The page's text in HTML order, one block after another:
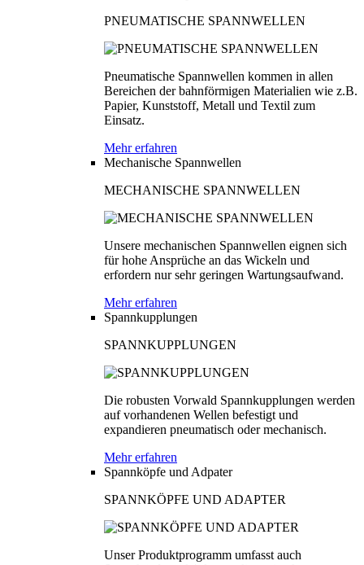
PNEUMATISCHE SPANNWELLEN
Pneumatische Spannwellen kommen in allen
Bereichen der bahnförmigen Materialien wie z.B.
Papier, Kunststoff, Metall und Textil zum
Einsatz.
Mehr erfahren
Mechanische Spannwellen
MECHANISCHE SPANNWELLEN
Unsere mechanischen Spannwellen eignen sich
für hohe Ansprüche an das Wickeln und
erfordern nur sehr geringen Wartungsaufwand.
Mehr erfahren
Spannkupplungen
SPANNKUPPLUNGEN
Die robusten Vorwald Spannkupplungen werden
auf vorhandenen Wellen befestigt und
expandieren pneumatisch oder mechanisch.
Mehr erfahren
Spannköpfe und Adpater
SPANNKÖPFE UND ADAPTER
Unser Produktprogramm umfasst auch